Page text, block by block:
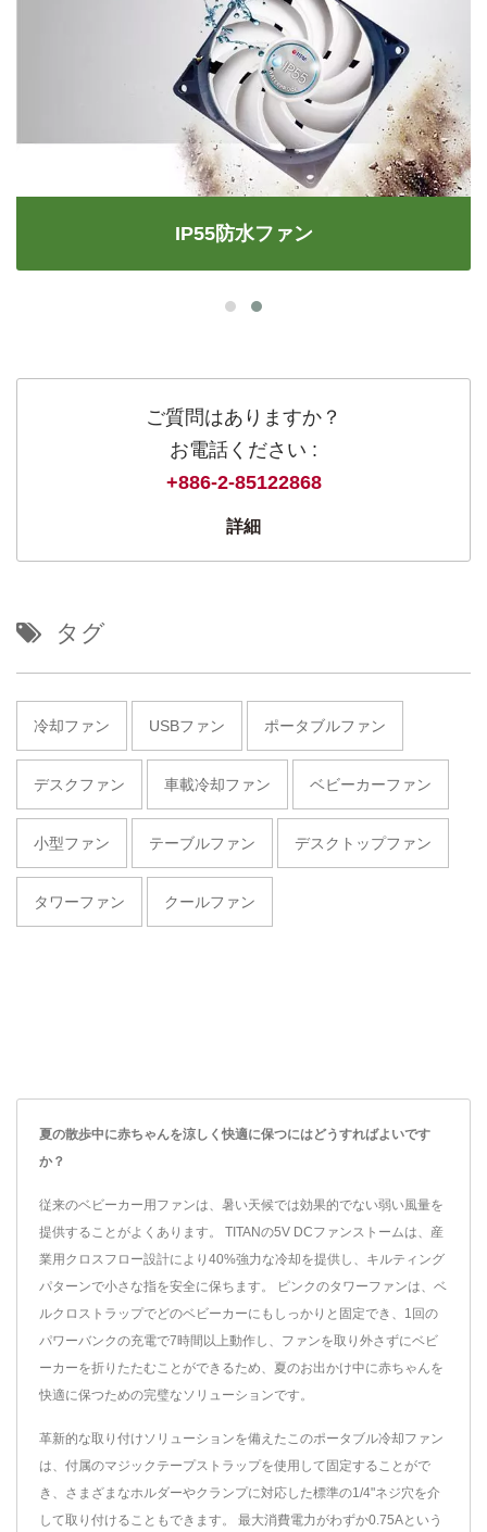
IP55防水ファン
ご質問はありますか？
お電話ください :
+886-2-85122868
詳細
タグ
冷却ファン USBファン ポータブルファン
デスクファン 車載冷却ファン ベビーカーファン
小型ファン テーブルファン デスクトップファン
タワーファン クールファン
夏の散歩中に赤ちゃんを涼しく快適に保つにはどうすればよいです
か？
従来のベビーカー用ファンは、暑い天候では効果的でない弱い風量を
提供することがよくあります。 TITANの5V DCファンストームは、産
業用クロスフロー設計により40%強力な冷却を提供し、キルティング
パターンで小さな指を安全に保ちます。 ピンクのタワーファンは、ベ
ルクロストラップでどのベビーカーにもしっかりと固定でき、1回の
パワーバンクの充電で7時間以上動作し、ファンを取り外さずにベビ
ーカーを折りたたむことができるため、夏のお出かけ中に赤ちゃんを
快適に保つための完璧なソリューションです。
革新的な取り付けソリューションを備えたこのポータブル冷却ファン
は、付属のマジックテープストラップを使用して固定することがで
き、さまざまなホルダーやクランプに対応した標準の1/4"ネジ穴を介
して取り付けることもできます。 最大消費電力がわずか0.75Aという